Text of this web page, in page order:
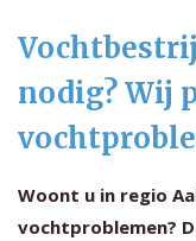
nodig? Wij
Woont u in regio
vochtproblemen?